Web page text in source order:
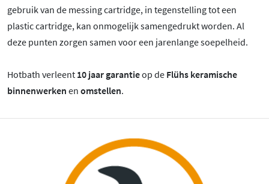
gebruik van de messing cartridge, in tegenstelling tot een
plastic cartridge, kan onmogelijk samengedrukt worden. Al
deze punten zorgen samen voor een jarenlange soepelheid.
Hotbath verleent 10 jaar garantieop de Flühs keramische
binnenwerken en omstellen.